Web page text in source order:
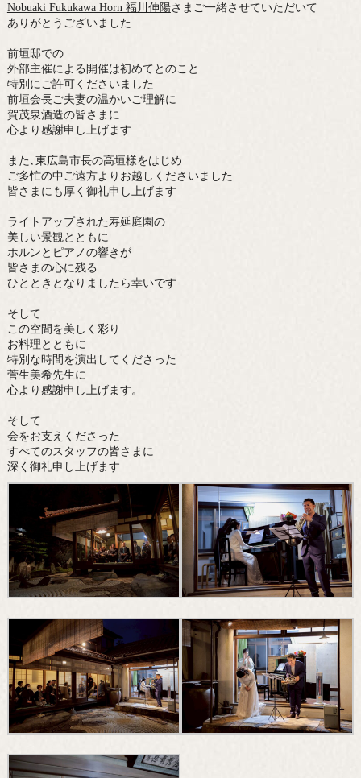
Nobuaki Fukukawa Horn 福川伸陽さまご一緒させていただいて
ありがとうございました
前垣邸での
外部主催による開催は初めてとのこと
特別にご許可くださいました
前垣会長ご夫妻の温かいご理解に
賀茂泉酒造の皆さまに
心より感謝申し上げます
また､東広島市長の高垣様をはじめ
ご多忙の中ご遠方よりお越しくださいました
皆さまにも厚く御礼申し上げます
ライトアップされた寿延庭園の
美しい景観とともに
ホルンとピアノの響きが
皆さまの心に残る
ひとときとなりましたら幸いです
そして
この空間を美しく彩り
お料理とともに
特別な時間を演出してくださった
菅生美希先生に
心より感謝申し上げます。
そして
会をお支えくださった
すべてのスタッフの皆さまに
深く御礼申し上げます